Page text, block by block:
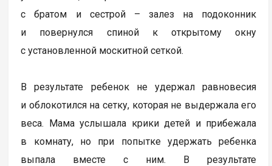
с братом и сестрой – залез на подоконник
и повернулся спиной к открытому окну
с установленной москитной сеткой.
В результате ребенок не удержал равновесия
и облокотился на сетку, которая не выдержала его
веса. Мама услышала крики детей и прибежала
в комнату, но при попытке удержать ребенка
выпала вместе с ним. В результате